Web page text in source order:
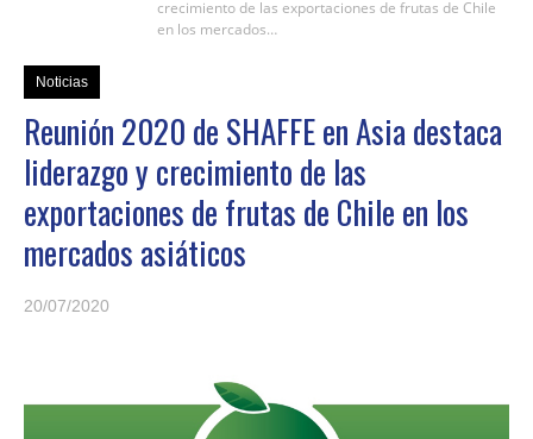
crecimiento de las exportaciones de frutas de Chile
en los mercados…
Noticias
Reunión 2020 de SHAFFE en Asia destaca
liderazgo y crecimiento de las
exportaciones de frutas de Chile en los
mercados asiáticos
20/07/2020